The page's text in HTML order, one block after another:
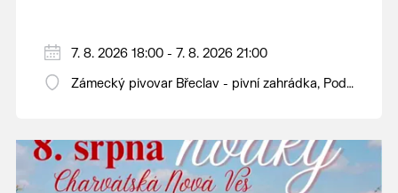
7. 8. 2026 18:00 - 7. 8. 2026 21:00
Zámecký pivovar Břeclav - pivní zahrádka, Pod